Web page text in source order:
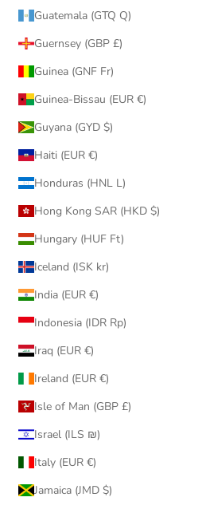
Guatemala (GTQ Q)
Guernsey (GBP £)
Guinea (GNF Fr)
Guinea-Bissau (EUR €)
Guyana (GYD $)
Haiti (EUR €)
Honduras (HNL L)
Hong Kong SAR (HKD $)
Hungary (HUF Ft)
Iceland (ISK kr)
India (EUR €)
Indonesia (IDR Rp)
Iraq (EUR €)
Ireland (EUR €)
Isle of Man (GBP £)
Israel (ILS ₪)
Italy (EUR €)
Jamaica (JMD $)